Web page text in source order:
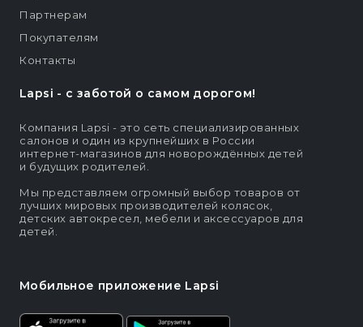
Lapsi - c заботой о самом дорогом!
Компания Lapsi - это сеть специализированных
салонов и один из крупнейших в России
интернет-магазинов для новорождённых детей
и будущих родителей.
Мы представляем огромный выбор товаров от
лучших мировых производителей колясок,
детских автокресел, мебели и аксессуаров для
детей.
Мобильное приложение Lapsi
Партнерам
Покупателям
Контакты